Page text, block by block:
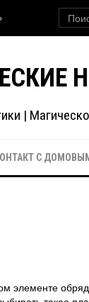
|
С
элементе